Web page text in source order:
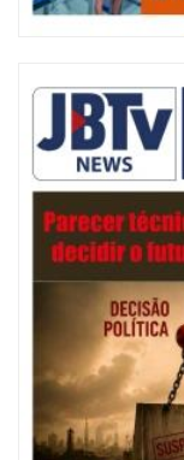
Defesa Civil orienta
prevenir alagamentos
NAVEGANTES